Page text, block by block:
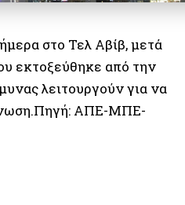
στο Τελ Αβίβ, μετά
εκτοξεύθηκε από την
λειτουργούν για να
ΑΠΕ-ΜΠΕ-